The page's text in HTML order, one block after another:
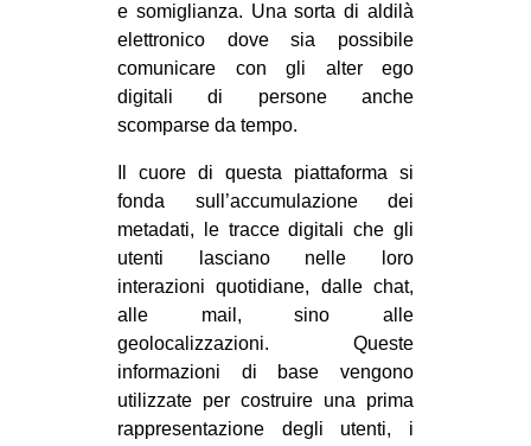
SEARCH
e somiglianza. Una sorta di aldilà
elettronico dove sia possibile
comunicare con gli alter ego
digitali di persone anche
scomparse da tempo.
Il cuore di questa piattaforma si
fonda sull’accumulazione dei
metadati, le tracce digitali che gli
utenti lasciano nelle loro
interazioni quotidiane, dalle chat,
alle mail, sino alle
geolocalizzazioni. Queste
informazioni di base vengono
utilizzate per costruire una prima
rappresentazione degli utenti, i